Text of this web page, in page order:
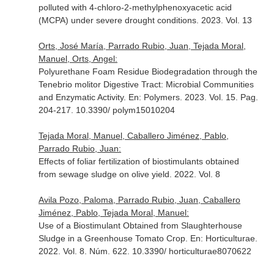
polluted with 4-chloro-2-methylphenoxyacetic acid
(MCPA) under severe drought conditions. 2023. Vol. 13
Orts, José María, Parrado Rubio, Juan, Tejada Moral,
Manuel, Orts, Angel:
Polyurethane Foam Residue Biodegradation through the
Tenebrio molitor Digestive Tract: Microbial Communities
and Enzymatic Activity. En: Polymers. 2023. Vol. 15. Pag.
204-217. 10.3390/ polym15010204
Tejada Moral, Manuel, Caballero Jiménez, Pablo,
Parrado Rubio, Juan:
Effects of foliar fertilization of biostimulants obtained
from sewage sludge on olive yield. 2022. Vol. 8
Avila Pozo, Paloma, Parrado Rubio, Juan, Caballero
Jiménez, Pablo, Tejada Moral, Manuel:
Use of a Biostimulant Obtained from Slaughterhouse
Sludge in a Greenhouse Tomato Crop. En: Horticulturae.
2022. Vol. 8. Núm. 622. 10.3390/ horticulturae8070622